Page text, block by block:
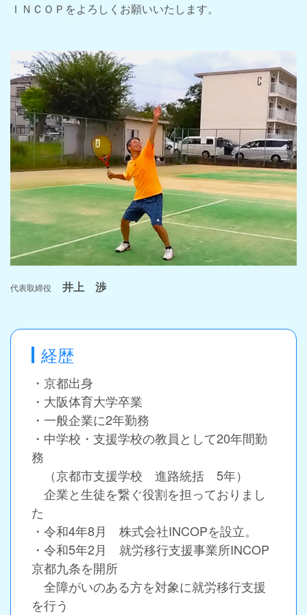
ＩＮＣＯＰをよろしくお願いいたします。
代表取締役 井上 渉
経歴
・京都出身
・大阪体育大学卒業
・一般企業に2年勤務
・中学校・支援学校の教員として20年間勤
務
（京都市支援学校 進路統括 5年）
企業と生徒を繋ぐ役割を担っておりまし
た
・令和4年8月 株式会社INCOPを設立。
・令和5年2月 就労移行支援事業所INCOP
京都九条を開所
全障がいのある方を対象に就労移行支援
を行う